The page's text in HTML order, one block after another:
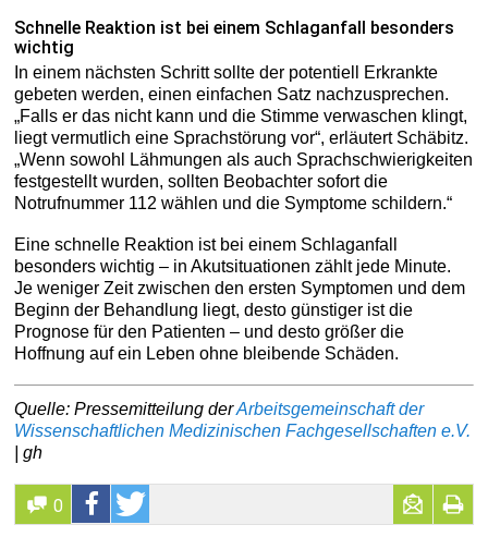
Schnelle Reaktion ist bei einem Schlaganfall besonders
wichtig
In einem nächsten Schritt sollte der potentiell Erkrankte
gebeten werden, einen einfachen Satz nachzusprechen.
„Falls er das nicht kann und die Stimme verwaschen klingt,
liegt vermutlich eine Sprachstörung vor“, erläutert Schäbitz.
„Wenn sowohl Lähmungen als auch Sprachschwierigkeiten
festgestellt wurden, sollten Beobachter sofort die
Notrufnummer 112 wählen und die Symptome schildern.“
Eine schnelle Reaktion ist bei einem Schlaganfall
besonders wichtig – in Akutsituationen zählt jede Minute.
Je weniger Zeit zwischen den ersten Symptomen und dem
Beginn der Behandlung liegt, desto günstiger ist die
Prognose für den Patienten – und desto größer die
Hoffnung auf ein Leben ohne bleibende Schäden.
Quelle: Pressemitteilung derArbeitsgemeinschaft der
Wissenschaftlichen Medizinischen Fachgesellschaften e.V.
| gh
0